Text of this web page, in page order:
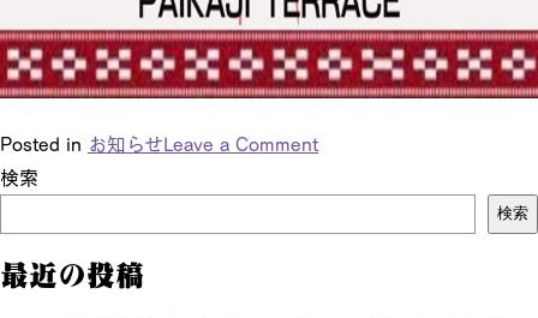
Posted in お知らせLeave a Comment
検索
検索
最近の投稿